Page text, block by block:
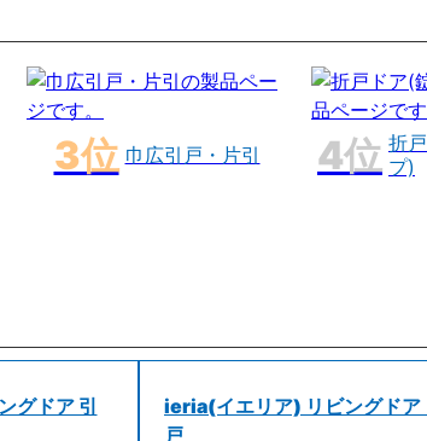
巾広引戸・片引
折
プ)
グドア 引
ieria(イエリア) リビングドア
戸